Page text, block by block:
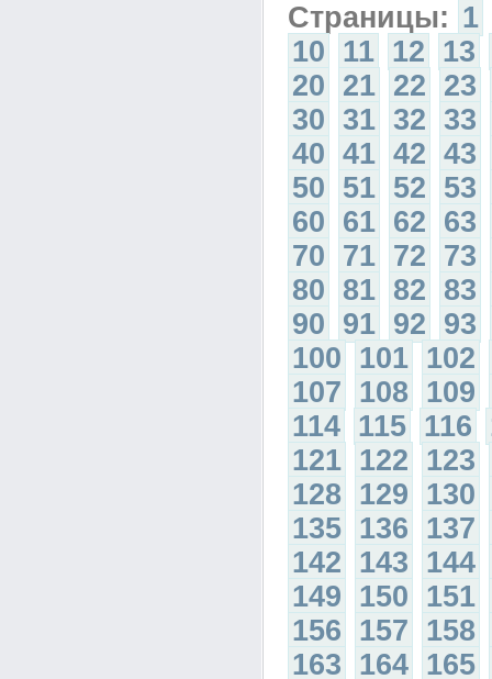
Страницы: 1
10 11 12 13
20 21 22 23
30 31 32 33
40 41 42 43
50 51 52 53
60 61 62 63
70 71 72 73
80 81 82 83
90 91 92 93
100 101 102
107 108 109
114 115 116
121 122 123
128 129 130
135 136 137
142 143 144
149 150 151
156 157 158
163 164 165